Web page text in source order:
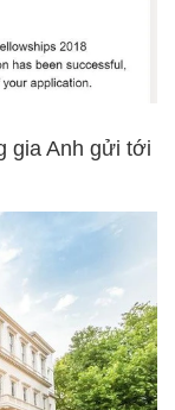
gia Anh gửi tới